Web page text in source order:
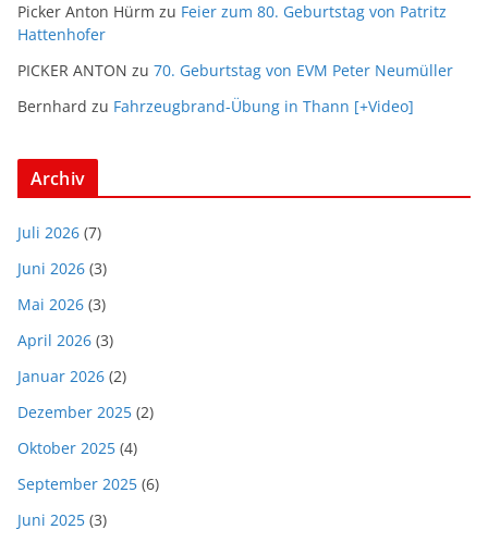
Picker Anton Hürm zu Feier zum 80. Geburtstag von Patritz
Hattenhofer
PICKER ANTON zu 70. Geburtstag von EVM Peter Neumüller
Bernhard zu Fahrzeugbrand-Übung in Thann [+Video]
Archiv
Juli 2026 (7)
Juni 2026 (3)
Mai 2026 (3)
April 2026 (3)
Januar 2026 (2)
Dezember 2025 (2)
Oktober 2025 (4)
September 2025 (6)
Juni 2025 (3)